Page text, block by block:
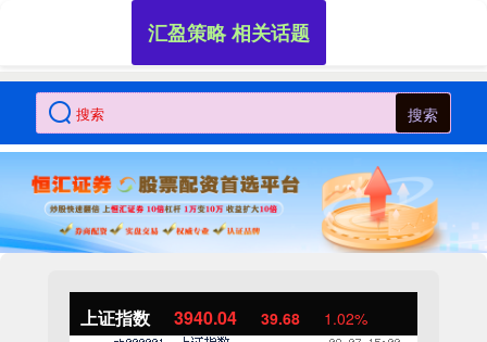
搜索
上证指数 3940.04 39.68 1.02%
汇盈策略 相关话题